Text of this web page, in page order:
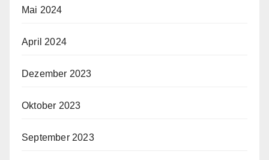
Mai 2024
April 2024
Dezember 2023
Oktober 2023
September 2023